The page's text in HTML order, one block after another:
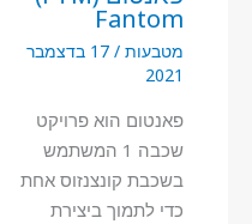
Fantom
מטבעות /
17 בדצמבר
2021
פאנטום הוא פרויקט
שכבה 1 המשתמש
בשכבת קונצנזוס אחת
כדי לתמוך ביצירת